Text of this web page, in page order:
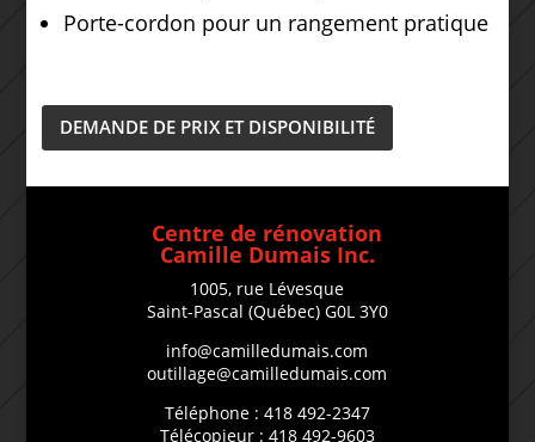
Porte-cordon pour un rangement pratique
DEMANDE DE PRIX ET DISPONIBILITÉ
Centre de rénovation
Camille Dumais Inc.
1005, rue Lévesque
Saint-Pascal (Québec) G0L 3Y0
info@camilledumais.com
outillage@camilledumais.com
Téléphone : 418 492-2347
Télécopieur : 418 492-9603